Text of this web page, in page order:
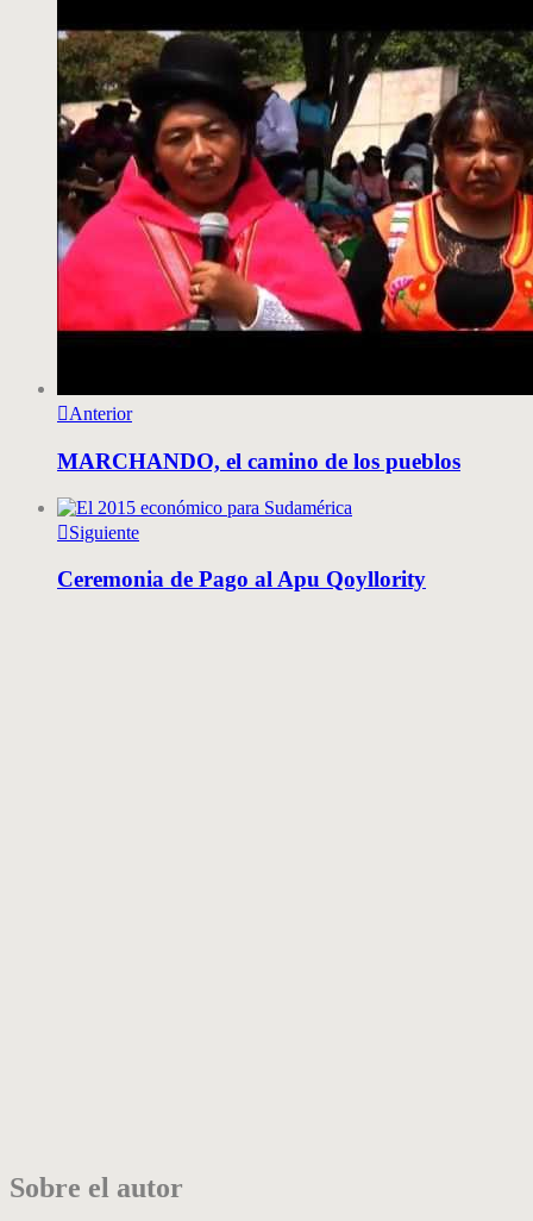
Anterior
MARCHANDO, el camino de los pueblos
Siguiente
Ceremonia de Pago al Apu Qoyllority
Sobre el autor